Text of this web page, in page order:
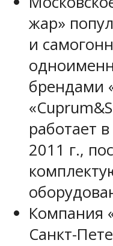
жар»
и
брендами
работает
2011 г.,
Компания
Санкт-